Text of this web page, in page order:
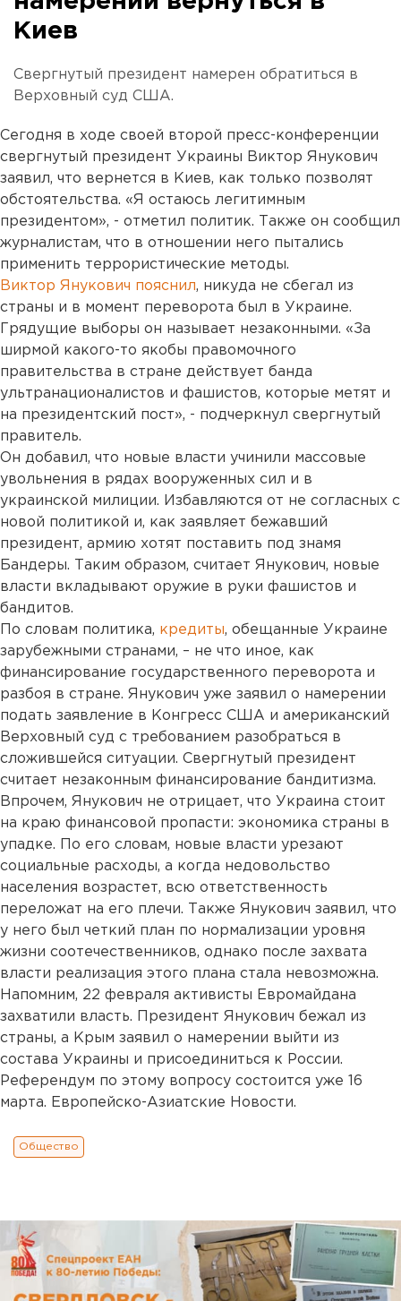
Киев
Свергнутый президент намерен обратиться в
Верховный суд США.
Сегодня в ходе своей второй пресс-конференции
свергнутый президент Украины Виктор Янукович
заявил, что вернется в Киев, как только позволят
обстоятельства. «Я остаюсь легитимным
президентом», - отметил политик. Также он сообщил
журналистам, что в отношении него пытались
применить террористические методы.
Виктор Янукович пояснил, никуда не сбегал из
страны и в момент переворота был в Украине.
Грядущие выборы он называет незаконными. «За
ширмой какого-то якобы правомочного
правительства в стране действует банда
ультранационалистов и фашистов, которые метят и
на президентский пост», - подчеркнул свергнутый
правитель.
Он добавил, что новые власти учинили массовые
увольнения в рядах вооруженных сил и в
украинской милиции. Избавляются от не согласных с
новой политикой и, как заявляет бежавший
президент, армию хотят поставить под знамя
Бандеры. Таким образом, считает Янукович, новые
власти вкладывают оружие в руки фашистов и
бандитов.
По словам политика, кредиты, обещанные Украине
зарубежными странами, – не что иное, как
финансирование государственного переворота и
разбоя в стране. Янукович уже заявил о намерении
подать заявление в Конгресс США и американский
Верховный суд с требованием разобраться в
сложившейся ситуации. Свергнутый президент
считает незаконным финансирование бандитизма.
Впрочем, Янукович не отрицает, что Украина стоит
на краю финансовой пропасти: экономика страны в
упадке. По его словам, новые власти урезают
социальные расходы, а когда недовольство
населения возрастет, всю ответственность
переложат на его плечи. Также Янукович заявил, что
у него был четкий план по нормализации уровня
жизни соотечественников, однако после захвата
власти реализация этого плана стала невозможна.
Напомним, 22 февраля активисты Евромайдана
захватили власть. Президент Янукович бежал из
страны, а Крым заявил о намерении выйти из
состава Украины и присоединиться к России.
Референдум по этому вопросу состоится уже 16
марта. Европейско-Азиатские Новости.
Общество